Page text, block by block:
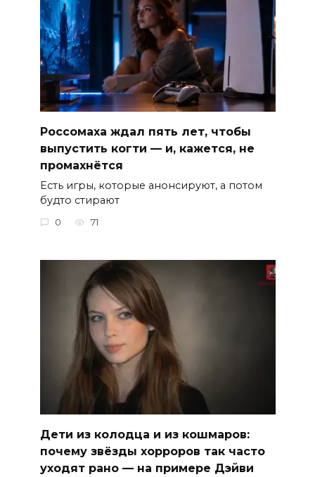
Россомаха ждал пять лет, чтобы
выпустить когти — и, кажется, не
промахнётся
Есть игры, которые анонсируют, а потом
будто стирают
0 71
Дети из колодца и из кошмаров:
почему звёзды хорроров так часто
уходят рано — на примере Дэйви